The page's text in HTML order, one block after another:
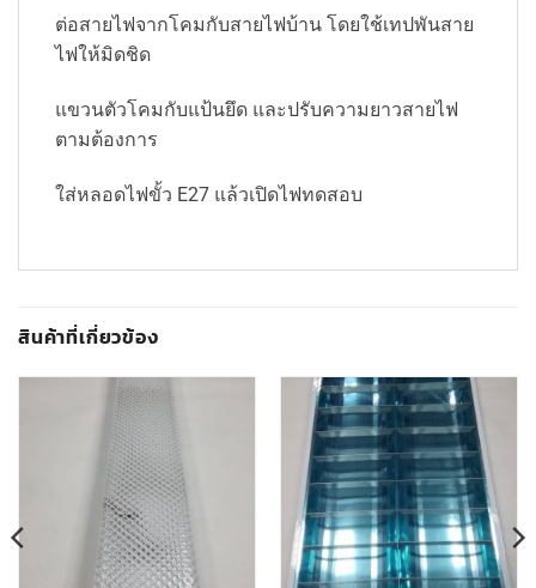
ต่อสายไฟจากโคมกับสายไฟบ้าน โดยใช้เทปพันสาย
ไฟให้มิดชิด
แขวนตัวโคมกับแป้นยึด และปรับความยาวสายไฟ
ตามต้องการ
ใส่หลอดไฟขั้ว E27 แล้วเปิดไฟทดสอบ
สินค้าที่เกี่ยวข้อง